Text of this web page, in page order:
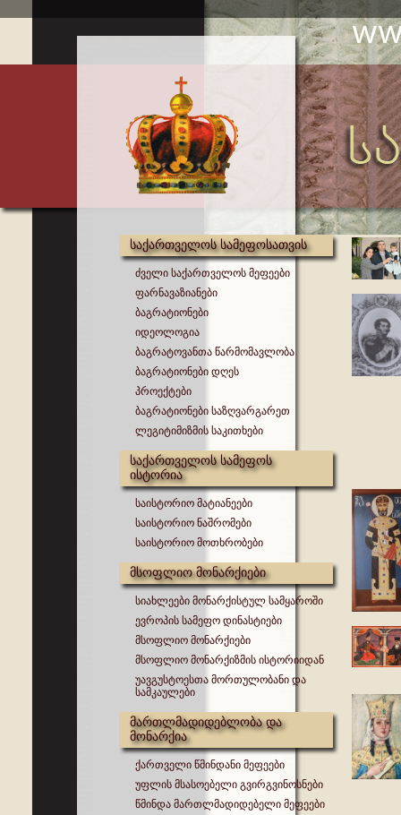
საქართველოს სამეფოსათვის
ძველი საქართველოს მეფეები
ფარნავაზიანები
ბაგრატიონები
იდეოლოგია
ბაგრატოვანთა წარმომავლობა
ბაგრატიონები დღეს
პროექტები
ბაგრატიონები საზღვარგარეთ
ლეგიტიმიზმის საკითხები
საქართველოს სამეფოს
ისტორია
საისტორიო მატიანეები
საისტორიო ნაშრომები
საისტორიო მოთხრობები
მსოფლიო მონარქიები
სიახლეები მონარქისტულ სამყაროში
ევროპის სამეფო დინასტიები
მსოფლიო მონარქიები
მსოფლიო მონარქიზმის ისტორიიდან
უავგუსტოესთა მორთულობანი და
სამკაულები
მართლმადიდებლობა და
მონარქია
ქართველი წმინდანი მეფეები
უფლის მსასოებელი გვირგვინოსნები
წმინდა მართლმადიდებელი მეფეები